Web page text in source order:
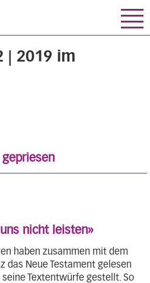
| 2019 im
nicht leisten»
haben zusammen mit dem
das Neue Testament gelesen
Textentwürfe gestellt. So